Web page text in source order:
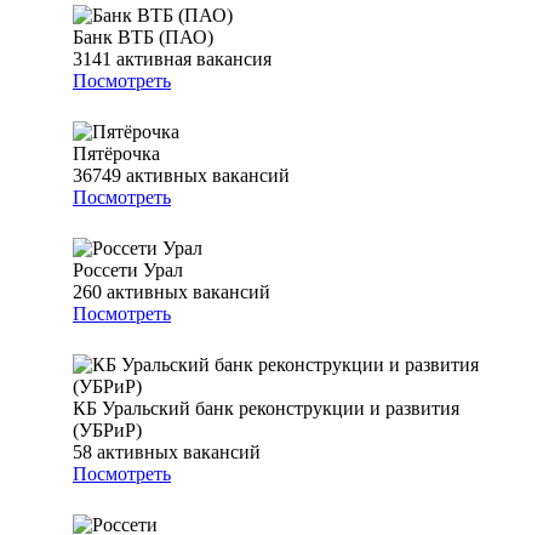
Банк ВТБ (ПАО)
3141 активная вакансия
Посмотреть
Пятёрочка
36749 активных вакансий
Посмотреть
Россети Урал
260 активных вакансий
Посмотреть
КБ Уральский банк реконструкции и развития
(УБРиР)
58 активных вакансий
Посмотреть